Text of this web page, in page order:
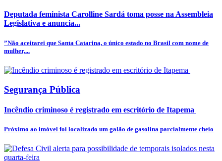
Deputada feminista Carolline Sardá toma posse na Assembleia
Legislativa e anuncia...
”Não aceitarei que Santa Catarina, o único estado no Brasil com nome de
mulher,...
Segurança Pública
Incêndio criminoso é registrado em escritório de Itapema
Próximo ao imóvel foi localizado um galão de gasolina parcialmente cheio